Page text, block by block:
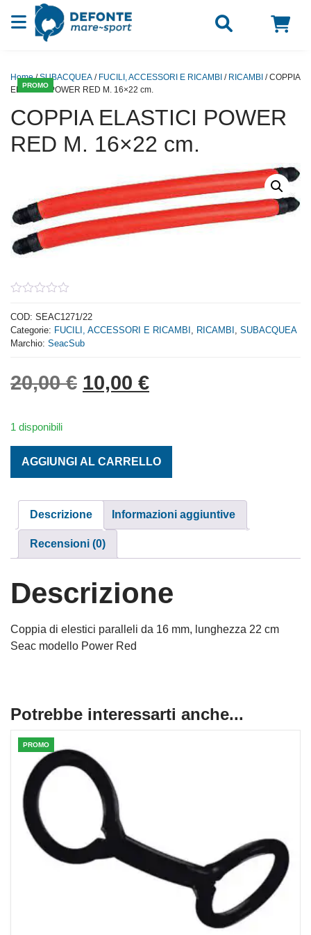
Vai al contenuto
PROMO
Home/SUBACQUEA / FUCILI, ACCESSORI E RICAMBI / RICAMBI / COPPIA
ELASTICI POWER RED M. 16×22 cm.
COPPIA ELASTICI POWER
RED M. 16×22 cm.
out
of
5
COD: SEAC1271/22
Categorie: FUCILI, ACCESSORI E RICAMBI RICAMBI
SUBACQUEA
Marchio: SeacSub
20,00€ Il prezzo originale era:
10,00 €Il prezzo attuale
1 disponibili
AGGIUNGI AL CARRELLO
Descrizione Informazioni aggiuntive
Recensioni (0)
Descrizione
Coppia di elestici paralleli da 16 mm, lunghezza 22 cm
Seac modello Power Red
Potrebbe interessarti anche...
PROMO